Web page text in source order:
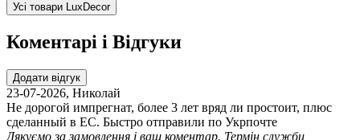
Усі товари LuxDecor
Коментарі і Відгуки
Додати відгук
23-07-2026, Николай
Не дорогой импрегнат, более 3 лет вряд ли простоит, плюс
сделанный в ЕС. Быстро отправили по Укрпочте
Дякуємо за замовлення і ваш коментар. Термін служби